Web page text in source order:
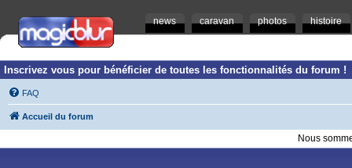
news caravan photos histoire
Inscrivez vous pour bénéficier de toutes les fonctionnalités du forum !
FAQ
Accueil du forum
Nous